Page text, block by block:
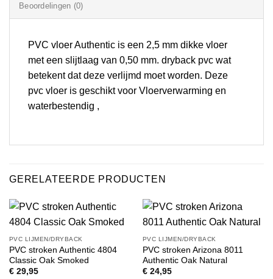
Beoordelingen (0)
PVC vloer Authentic is een 2,5 mm dikke vloer
met een slijtlaag van 0,50 mm. dryback pvc wat
betekent dat deze verlijmd moet worden. Deze
pvc vloer is geschikt voor Vloerverwarming en
waterbestendig ,
GERELATEERDE PRODUCTEN
PVC LIJMEN/DRYBACK
PVC stroken Authentic 4804
Classic Oak Smoked
€29,95
PVC LIJMEN/DRYBACK
PVC stroken Arizona 8011
Authentic Oak Natural
€24,95